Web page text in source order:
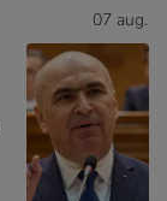
07 aug.